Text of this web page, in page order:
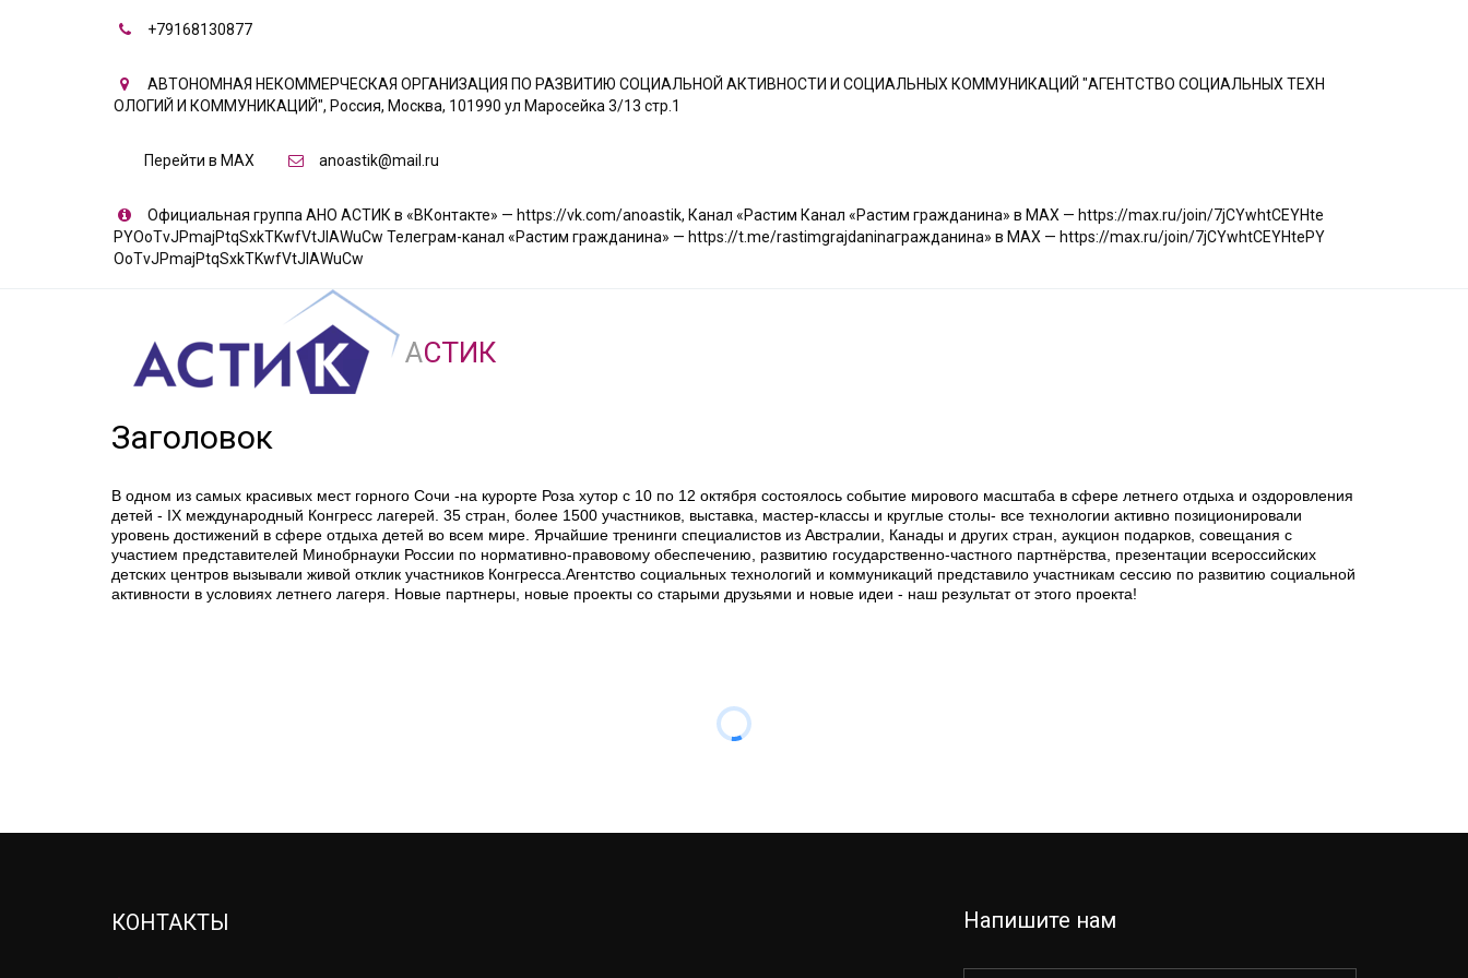
+79168130877
АВТОНОМНАЯ НЕКОММЕРЧЕСКАЯ ОРГАНИЗАЦИЯ ПО РАЗВИТИЮ СОЦИАЛЬНОЙ АКТИВНОСТИ И СОЦИАЛЬНЫХ КОММУНИКАЦИЙ "АГЕНТСТВО СОЦИАЛЬНЫХ ТЕХН
ОЛОГИЙ И КОММУНИКАЦИЙ", Россия, Москва, 101990 ул Маросейка 3/13 стр.1
Перейти в MAX anoastik@mail.ru
Официальная группа АНО АСТИК в «ВКонтакте» — https://vk.com/anoastik, Канал «Растим Канал «Растим гражданина» в МАХ — https://max.ru/join/7jCYwhtCEYHte
PYOoTvJPmajPtqSxkTKwfVtJIAWuCw Телеграм-канал «Растим гражданина» — https://t.me/rastimgrajdaninaгражданина» в МАХ — https://max.ru/join/7jCYwhtCEYHtePY
OoTvJPmajPtqSxkTKwfVtJIAWuCw
АСТИК
Заголовок
В одном из самых красивых мест горного Сочи -на курорте Роза хутор с 10 по 12 октября состоялось событие мирового масштаба в сфере летнего отдыха и оздоровления
детей - IX международный Конгресс лагерей. 35 стран, более 1500 участников, выставка, мастер-классы и круглые столы- все технологии активно позиционировали
уровень достижений в сфере отдыха детей во всем мире. Ярчайшие тренинги специалистов из Австралии, Канады и других стран, аукцион подарков, совещания с
участием представителей Минобрнауки России по нормативно-правовому обеспечению, развитию государственно-частного партнёрства, презентации всероссийских
детских центров вызывали живой отклик участников Конгресса.Агентство социальных технологий и коммуникаций представило участникам сессию по развитию социальной
активности в условиях летнего лагеря. Новые партнеры, новые проекты со старыми друзьями и новые идеи - наш результат от этого проекта!
КОНТАКТЫ Напишите нам